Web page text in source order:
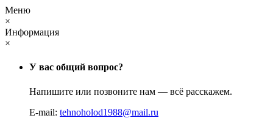
Меню
×
Информация
×
У вас общий вопрос?
Напишите или позвоните нам — всё расскажем.
E-mail: tehnoholod1988@mail.ru